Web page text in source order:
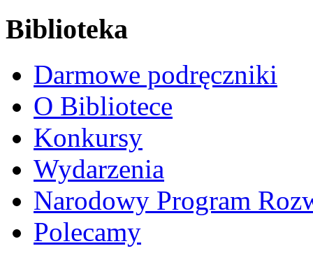
Biblioteka
Darmowe podręczniki
O Bibliotece
Konkursy
Wydarzenia
Narodowy Program
Polecamy